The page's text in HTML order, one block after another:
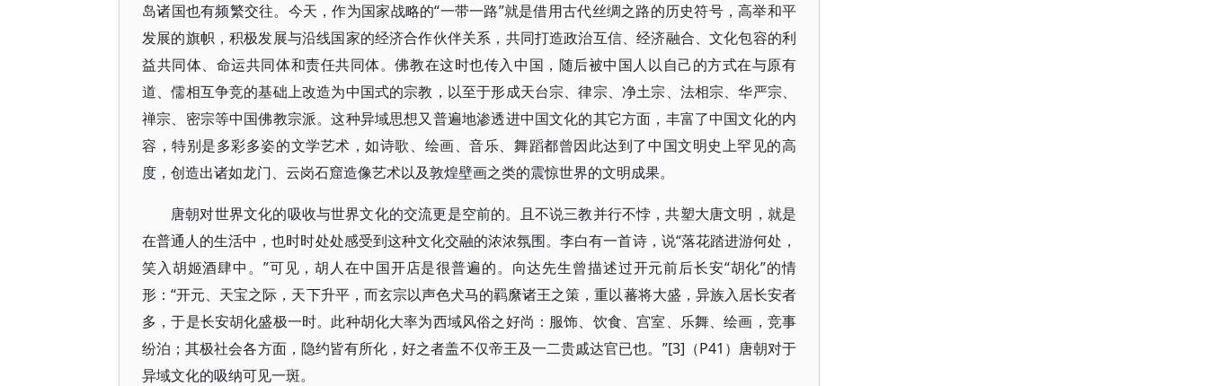
岛诸国也有频繁交往。今天，作为国家战略的“一带一路”就是借用古代丝绸之路的历史符号，高举和平
发展的旗帜，积极发展与沿线国家的经济合作伙伴关系，共同打造政治互信、经济融合、文化包容的利
益共同体、命运共同体和责任共同体。佛教在这时也传入中国，随后被中国人以自己的方式在与原有
道、儒相互争竞的基础上改造为中国式的宗教，以至于形成天台宗、律宗、净土宗、法相宗、华严宗、
禅宗、密宗等中国佛教宗派。这种异域思想又普遍地渗透进中国文化的其它方面，丰富了中国文化的内
容，特别是多彩多姿的文学艺术，如诗歌、绘画、音乐、舞蹈都曾因此达到了中国文明史上罕见的高
度，创造出诸如龙门、云岗石窟造像艺术以及敦煌壁画之类的震惊世界的文明成果。
唐朝对世界文化的吸收与世界文化的交流更是空前的。且不说三教并行不悖，共塑大唐文明，就是
在普通人的生活中，也时时处处感受到这种文化交融的浓浓氛围。李白有一首诗，说“落花踏进游何处，
笑入胡姬酒肆中。”可见，胡人在中国开店是很普遍的。向达先生曾描述过开元前后长安“胡化”的情
形：“开元、天宝之际，天下升平，而玄宗以声色犬马的羁縻诸王之策，重以蕃将大盛，异族入居长安者
多，于是长安胡化盛极一时。此种胡化大率为西域风俗之好尚：服饰、饮食、宫室、乐舞、绘画，竞事
纷泊；其极社会各方面，隐约皆有所化，好之者盖不仅帝王及一二贵戚达官已也。”[3]（P41）唐朝对于
异域文化的吸纳可见一斑。